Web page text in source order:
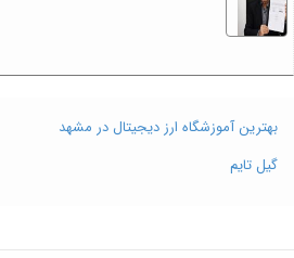
بهترین آموزشگاه ارز دیجیتال در مشهد
گیل تایم